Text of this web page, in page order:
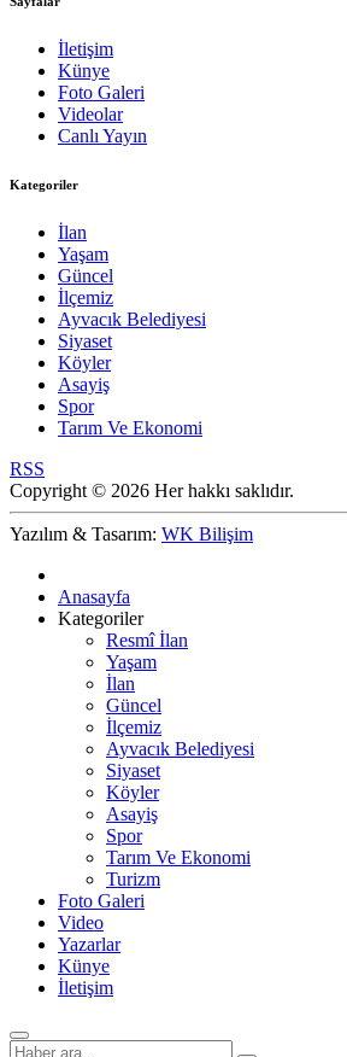
İletişim
Künye
Foto Galeri
Videolar
Canlı Yayın
Kategoriler
İlan
Yaşam
Güncel
İlçemiz
Ayvacık Belediyesi
Siyaset
Köyler
Asayiş
Spor
Tarım Ve Ekonomi
RSS
Copyright © 2026 Her hakkı saklıdır.
Yazılım & Tasarım: WK Bilişim
Anasayfa
Kategoriler
Resmî İlan
Yaşam
İlan
Güncel
İlçemiz
Ayvacık Belediyesi
Siyaset
Köyler
Asayiş
Spor
Tarım Ve Ekonomi
Turizm
Foto Galeri
Video
Yazarlar
Künye
İletişim